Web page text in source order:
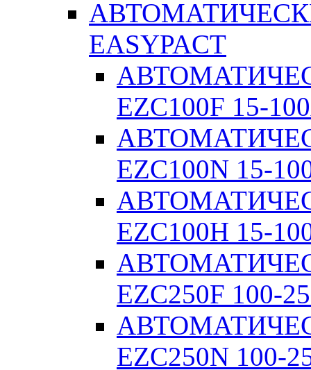
EASYPACT
EZC100F 15-
EZC100N 15-
EZC100H 15-
EZC250F 100-
EZC250N 100-